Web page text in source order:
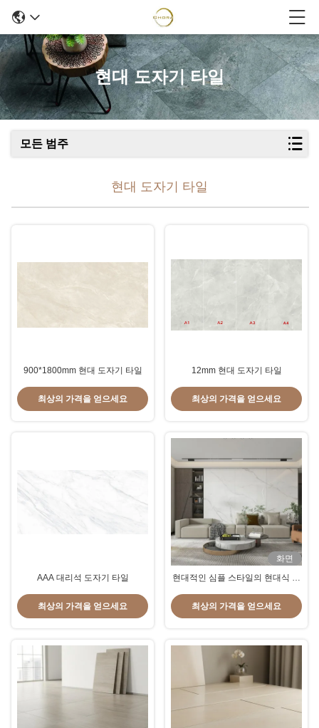
현대 도자기 타일
모든 범주
현대 도자기 타일
900*1800mm 현대 도자기 타일
최상의 가격을 얻으세요
12mm 현대 도자기 타일
최상의 가격을 얻으세요
AAA 대리석 도자기 타일
최상의 가격을 얻으세요
화면
현대적인 심플 스타일의 현대식 포
완벽
최상의 가격을 얻으세요